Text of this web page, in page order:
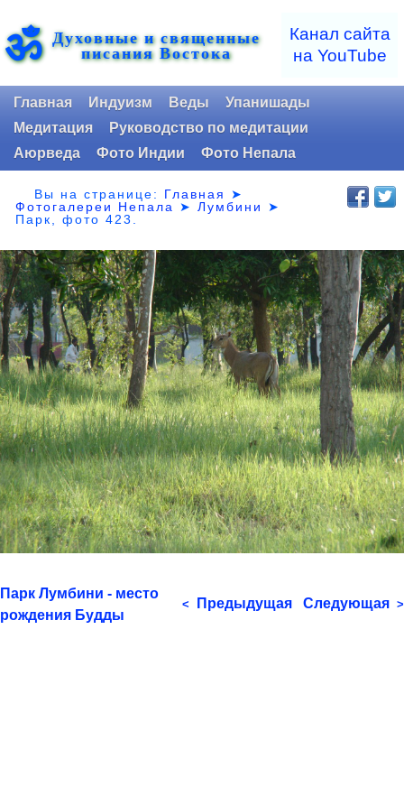
ॐ Духовные и священные
писания Востока
Канал сайта
на YouTube
Главная Индуизм Веды
Упанишады
Медитация
Руководство по медитации
Аюрведа
Фото Индии Фото Непала
Вы на странице: Главная
➤
Фотогалереи Непала
➤Лумбини
➤
Парк,фото 423.
Парк Лумбини - место
рождения Будды
< Предыдущая Следующая >